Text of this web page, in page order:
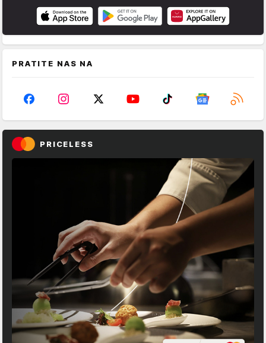
PRATITE NAS NA
PRICELESS